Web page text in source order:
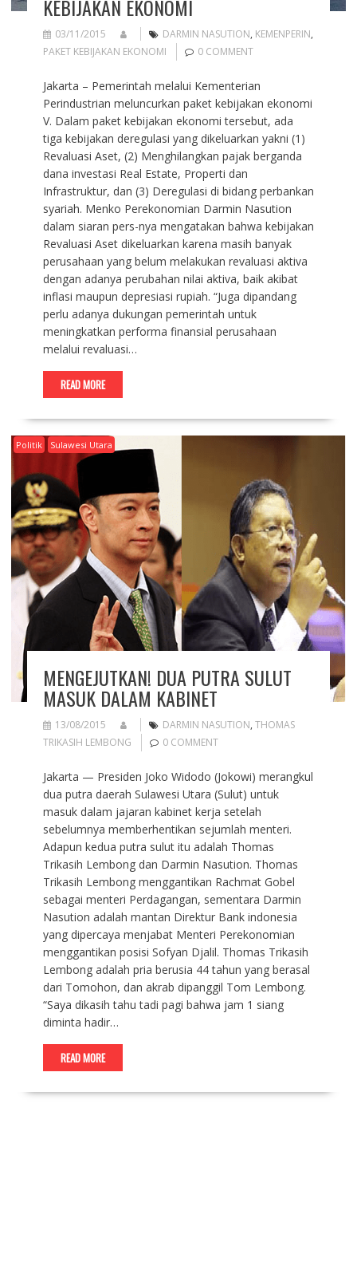
KEBIJAKAN EKONOMI
03/11/2015 DARMIN NASUTION, KEMENPERIN,
PAKET KEBIJAKAN EKONOMI
0 COMMENT
Jakarta – Pemerintah melalui Kementerian
Perindustrian meluncurkan paket kebijakan ekonomi
V. Dalam paket kebijakan ekonomi tersebut, ada
tiga kebijakan deregulasi yang dikeluarkan yakni (1)
Revaluasi Aset, (2) Menghilangkan pajak berganda
dana investasi Real Estate, Properti dan
Infrastruktur, dan (3) Deregulasi di bidang perbankan
syariah. Menko Perekonomian Darmin Nasution
dalam siaran pers-nya mengatakan bahwa kebijakan
Revaluasi Aset dikeluarkan karena masih banyak
perusahaan yang belum melakukan revaluasi aktiva
dengan adanya perubahan nilai aktiva, baik akibat
inflasi maupun depresiasi rupiah. “Juga dipandang
perlu adanya dukungan pemerintah untuk
meningkatkan performa finansial perusahaan
melalui revaluasi…
READ MORE
Politik Sulawesi Utara
MENGEJUTKAN! DUA PUTRA SULUT
MASUK DALAM KABINET
13/08/2015 DARMIN NASUTION, THOMAS
TRIKASIH LEMBONG
0 COMMENT
Jakarta — Presiden Joko Widodo (Jokowi) merangkul
dua putra daerah Sulawesi Utara (Sulut) untuk
masuk dalam jajaran kabinet kerja setelah
sebelumnya memberhentikan sejumlah menteri.
Adapun kedua putra sulut itu adalah Thomas
Trikasih Lembong dan Darmin Nasution. Thomas
Trikasih Lembong menggantikan Rachmat Gobel
sebagai menteri Perdagangan, sementara Darmin
Nasution adalah mantan Direktur Bank indonesia
yang dipercaya menjabat Menteri Perekonomian
menggantikan posisi Sofyan Djalil. Thomas Trikasih
Lembong adalah pria berusia 44 tahun yang berasal
dari Tomohon, dan akrab dipanggil Tom Lembong.
“Saya dikasih tahu tadi pagi bahwa jam 1 siang
diminta hadir…
READ MORE